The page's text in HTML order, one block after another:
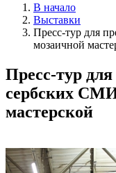
В начало
Выставки
Пресс-тур для
мозаичной
Пресс-тур
сербских
мастерской